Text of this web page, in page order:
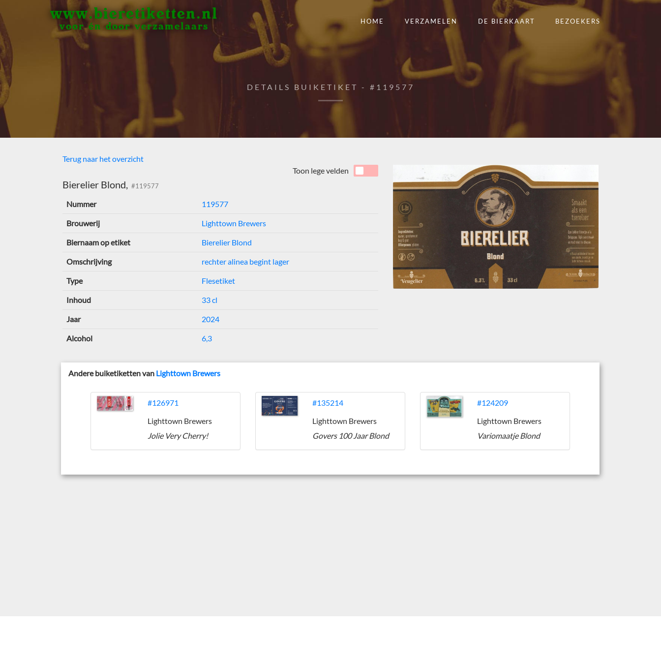
www.bieretiketten.nl
voor én door verzamelaars
HOME VERZAMELEN DE BIERKAART BEZOEKERS
DETAILS BUIKETIKET - #119577
Terug naar het overzicht
Bierelier Blond, #119577
Toon lege velden
Nummer 119577
Brouwerij Lighttown Brewers
Biernaam op etiket Bierelier Blond
Omschrijving rechter alinea begint lager
Type Flesetiket
Inhoud 33 cl
Jaar 2024
Alcohol 6,3
Andere buiketiketten van Lighttown Brewers
#126971
Lighttown Brewers
Jolie Very Cherry!
#135214
Lighttown Brewers
Govers 100 Jaar Blond
#124209
Lighttown Brewers
Variomaatje Blond